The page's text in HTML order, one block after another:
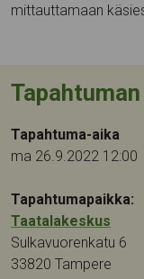
mittauttamaan
Tapahtuma-aika
ma 26.9.2022 12:00
Tapahtumapaikka:
Taatalakeskus
Sulkavuorenkatu 6
33820 Tampere